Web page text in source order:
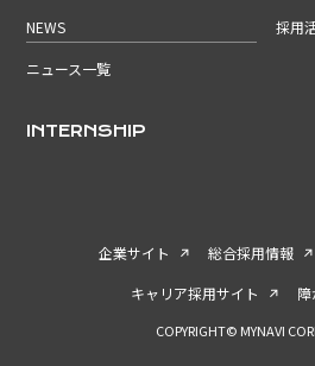
NEWS
ニュース一覧
採用
INTERNSHIP
企業サイト 総合採用情報
キャリア採用サイト
COPYRIGHT© MYNAVI